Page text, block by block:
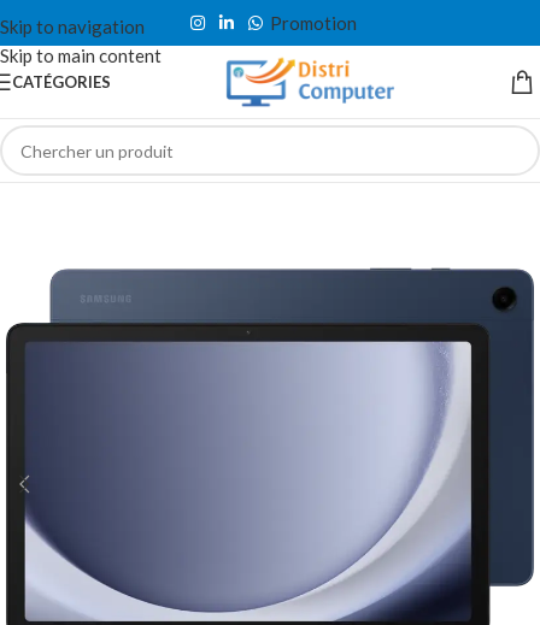
Skip to navigation
Skip to main content
Promotion
CATÉGORIES